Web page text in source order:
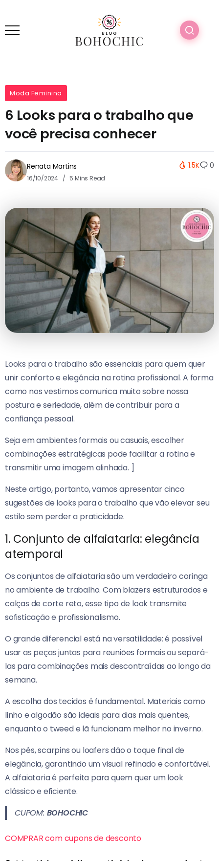
Moda Feminina
6 Looks para o trabalho que
você precisa conhecer
Renata Martins
16/10/2024 5 Mins Read
1.5K 0
Looks para o trabalho são essenciais para quem quer
unir conforto e elegância na rotina profissional. A forma
como nos vestimos comunica muito sobre nossa
postura e seriedade, além de contribuir para a
confiança pessoal.
Seja em ambientes formais ou casuais, escolher
combinações estratégicas pode facilitar a rotina e
transmitir uma imagem alinhada. ]
Neste artigo, portanto, vamos apresentar cinco
sugestões de looks para o trabalho que vão elevar seu
estilo sem perder a praticidade.
1. Conjunto de alfaiataria: elegância
atemporal
Os conjuntos de alfaiataria são um verdadeiro coringa
no ambiente de trabalho. Com blazers estruturados e
calças de corte reto, esse tipo de look transmite
sofisticação e profissionalismo.
O grande diferencial está na versatilidade: é possível
usar as peças juntas para reuniões formais ou separá-
las para combinações mais descontraídas ao longo da
semana.
A escolha dos tecidos é fundamental. Materiais como
linho e algodão são ideais para dias mais quentes,
enquanto o tweed e lã funcionam melhor no inverno.
Nos pés, scarpins ou loafers dão o toque final de
elegância, garantindo um visual refinado e confortável.
A alfaiataria é perfeita para quem quer um look
clássico e eficiente.
CUPOM: BOHOCHIC
COMPRAR com cupons de desconto